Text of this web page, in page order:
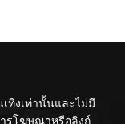
ทิงเท่านั้นและไม่มี
รโฆษณาหรือลิงก์